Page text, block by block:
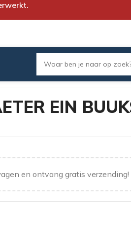
EIN
en ontvang gratis verzending!